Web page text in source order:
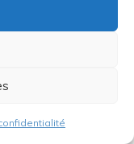
profite d’un PC
bonne rigidité
La phrase-